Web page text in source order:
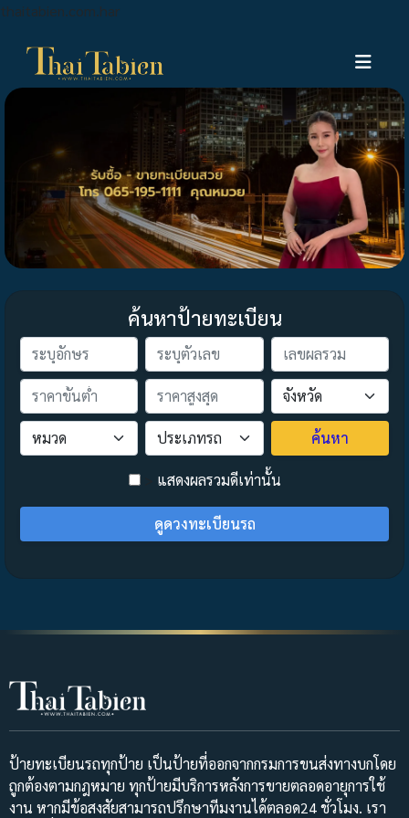
thaitabien.com.har
ค้นหาป้ายทะเบียน
ค้นหา
> แสดงผลรวมดีเท่านั้น
ดูดวงทะเบียนรถ
ป้ายทะเบียนรถทุกป้าย เป็นป้ายที่ออกจากกรมการขนส่งทางบกโดย
ถูกต้องตามกฎหมาย ทุกป้ายมีบริการหลังการขายตลอดอายุการใช้
งาน หากมีข้อสงสัยสามารถปรึกษาทีมงานได้ตลอด24 ชั่วโมง. เรา